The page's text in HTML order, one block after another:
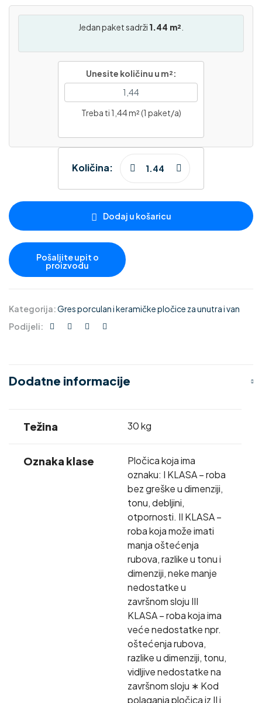
Jedan paket sadrži 1.44 m²
Unesite količinu u m²:
Treba ti 1,44 m² (1 paket/a)
Količina:
Dodaj u košaricu
Kategorija:Gres porculan i keramičke pločice za unutra i van
Podijeli:
Dodatne informacije
Težina 30 kg
Oznaka klase
Pločica koja ima
oznaku: I KLASA – roba
bez greške u dimenziji,
tonu, debljini,
otpornosti. II KLASA –
roba koja može imati
manja oštećenja
rubova, razlike u tonu i
dimenziji, neke manje
nedostatke u
završnom sloju III
KLASA – roba koja ima
veće nedostatke npr.
oštećenja rubova,
razlike u dimenziji, tonu,
vidljive nedostatke na
završnom sloju ∗ Kod
polaganja pločica iz II i